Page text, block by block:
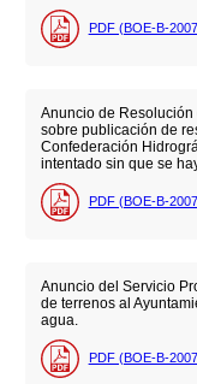
PDF (BOE-B-
Anuncio de
sobre publicación de
Confederación
intentado sin que se
PDF (BOE-B-
Anuncio del Servicio
de terrenos al
agua.
PDF (BOE-B-